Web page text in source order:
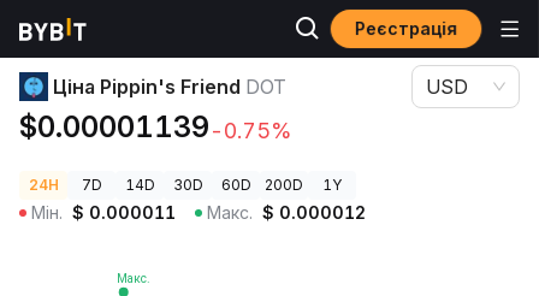
Реєстрація
Ціни криптовалют Ціна Pippin's Friend DOT
Ціна Pippin's Friend DOT
$0.00001139-0.75%
USD
24H 7D 14D 30D 60D 200D 1Y
Мін. $ 0.000011 Макс. $ 0.000012